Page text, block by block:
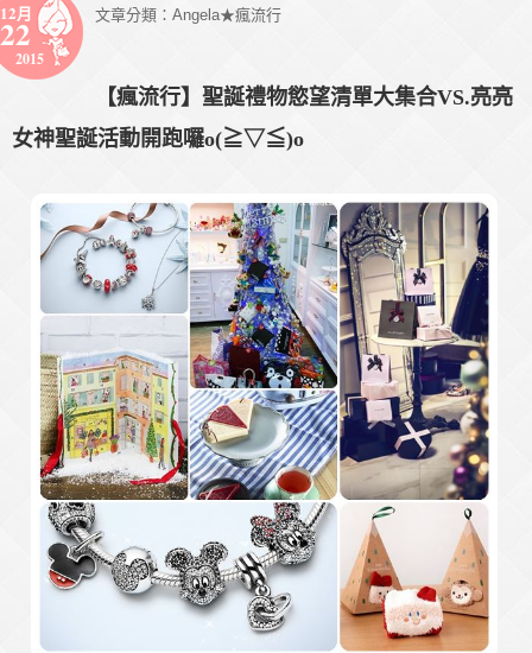
12月
22
2015
文章分類： Angela★瘋流行
【瘋流行】聖誕禮物慾望清單大集合VS.亮亮
女神聖誕活動開跑囉o(≧▽≦)o